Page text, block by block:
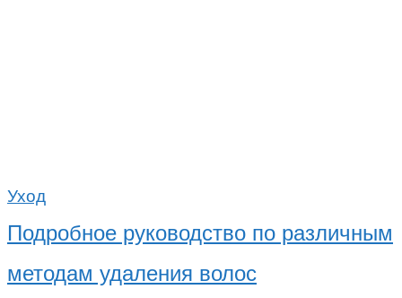
Уход
Подробное руководство по различным
методам удаления волос